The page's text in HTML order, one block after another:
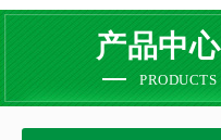
产品中心
PRODUCTS